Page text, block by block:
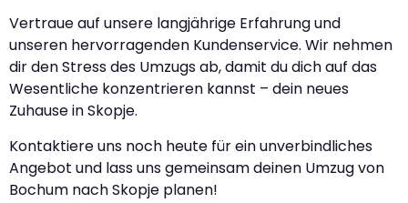
Vertraue auf unsere langjährige Erfahrung und
unseren hervorragenden Kundenservice. Wir nehmen
dir den Stress des Umzugs ab, damit du dich auf das
Wesentliche konzentrieren kannst – dein neues
Zuhause in Skopje.
Kontaktiere uns noch heute für ein unverbindliches
Angebot und lass uns gemeinsam deinen Umzug von
Bochum nach Skopje planen!